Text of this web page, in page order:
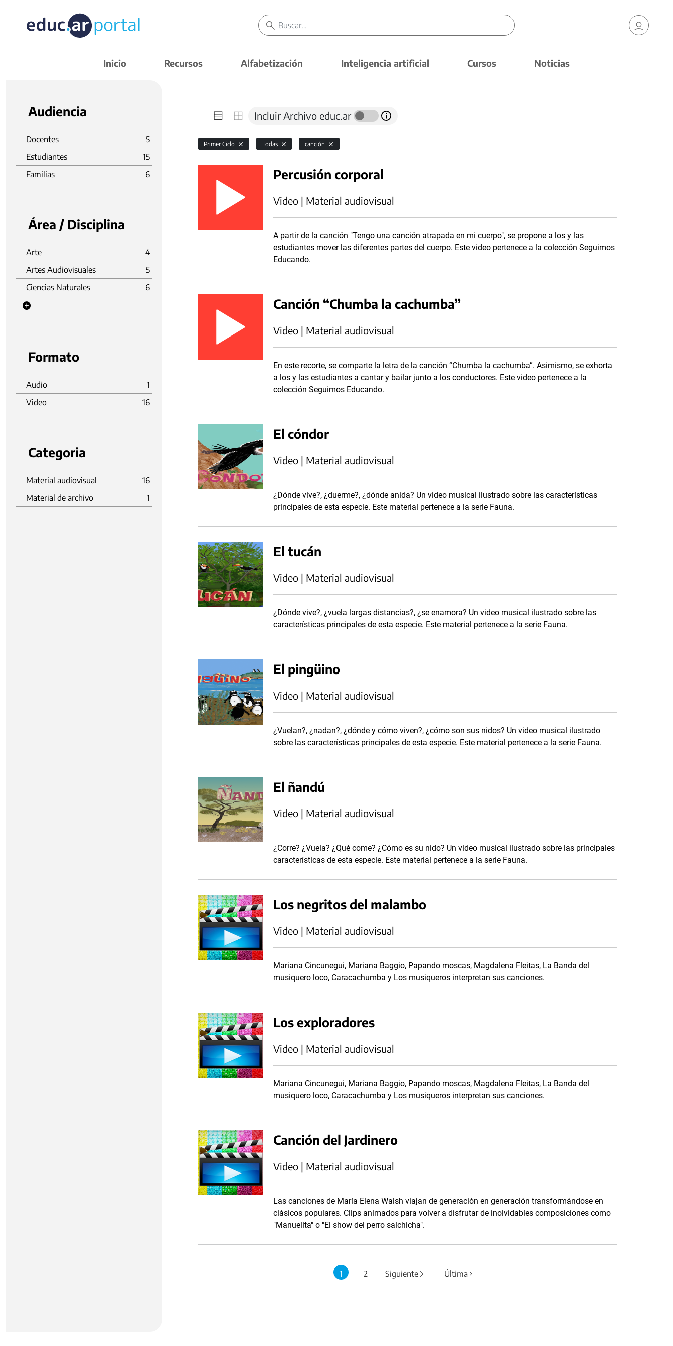
Inicio Recursos Alfabetización Inteligencia artificial Cursos Noticias
Audiencia
Docentes
5
Estudiantes
15
Familias
6
Área / Disciplina
Arte
4
Artes Audiovisuales
5
Ciencias Naturales
6
Formato
Audio
1
Video
16
Categoria
Material audiovisual
16
Material de archivo
1
Incluir Archivo educ.ar
Primer Ciclo Todas canción
Percusión corporal
Video | Material audiovisual
A partir de la canción "Tengo una canción atrapada en mi cuerpo", se propone a los y las
estudiantes mover las diferentes partes del cuerpo. Este video pertenece a la colección Seguimos
Educando.
Canción “Chumba la cachumba”
Video | Material audiovisual
En este recorte, se comparte la letra de la canción “Chumba la cachumba”. Asimismo, se exhorta
a los y las estudiantes a cantar y bailar junto a los conductores. Este video pertenece a la
colección Seguimos Educando.
El cóndor
Video | Material audiovisual
¿Dónde vive?, ¿duerme?, ¿dónde anida? Un video musical ilustrado sobre las características
principales de esta especie. Este material pertenece a la serie Fauna.
El tucán
Video | Material audiovisual
¿Dónde vive?, ¿vuela largas distancias?, ¿se enamora? Un video musical ilustrado sobre las
características principales de esta especie. Este material pertenece a la serie Fauna.
El pingüino
Video | Material audiovisual
¿Vuelan?, ¿nadan?, ¿dónde y cómo viven?, ¿cómo son sus nidos? Un video musical ilustrado
sobre las características principales de esta especie. Este material pertenece a la serie Fauna.
El ñandú
Video | Material audiovisual
¿Corre? ¿Vuela? ¿Qué come? ¿Cómo es su nido? Un video musical ilustrado sobre las principales
características de esta especie. Este material pertenece a la serie Fauna.
Los negritos del malambo
Video | Material audiovisual
Mariana Cincunegui, Mariana Baggio, Papando moscas, Magdalena Fleitas, La Banda del
musiquero loco, Caracachumba y Los musiqueros interpretan sus canciones.
Los exploradores
Video | Material audiovisual
Mariana Cincunegui, Mariana Baggio, Papando moscas, Magdalena Fleitas, La Banda del
musiquero loco, Caracachumba y Los musiqueros interpretan sus canciones.
Canción del Jardinero
Video | Material audiovisual
Las canciones de María Elena Walsh viajan de generación en generación transformándose en
clásicos populares. Clips animados para volver a disfrutar de inolvidables composiciones como
"Manuelita" o "El show del perro salchicha".
1 2 Siguiente Última